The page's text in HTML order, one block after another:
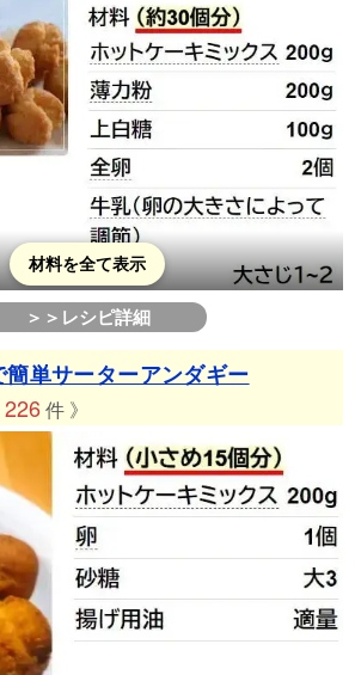
材料を全て表示
＞＞レシピ詳細
簡単サーターアンダギー
226件 》